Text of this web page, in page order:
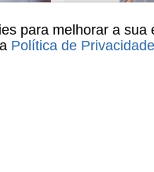
para melhorar a
Política de Privacidade